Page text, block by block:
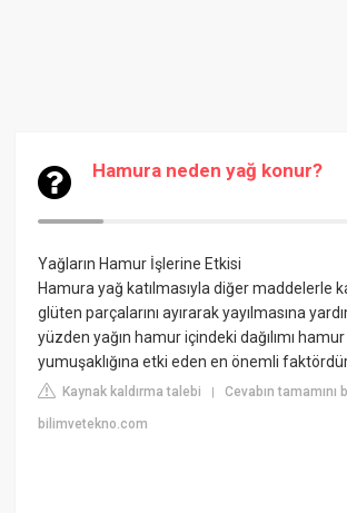
Hamura neden yağ konur?
Yağların Hamur İşlerine Etkisi
Hamura yağ katılmasıyla diğer maddelerle
glüten parçalarını ayırarak yayılmasına
yüzden yağın hamur içindeki dağılımı
yumuşaklığına etki eden en önemli
Kaynak kaldırma talebi |Cevabın tamamını
bilimvetekno.com